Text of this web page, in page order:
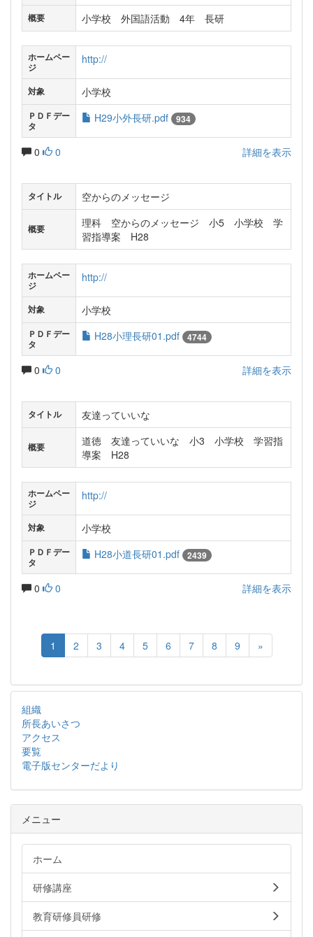
概要 小学校 外国語活動 4年 長研
ホームペー
ジ
http://
対象 小学校
ＰＤＦデー
タ
H29小外長研.pdf 934
0 0 詳細を表示
タイトル 空からのメッセージ
概要
理科 空からのメッセージ 小5 小学校 学
習指導案 H28
ホームペー
ジ
http://
対象 小学校
ＰＤＦデー
タ
H28小理長研01.pdf 4744
0 0 詳細を表示
タイトル 友達っていいな
概要
道徳 友達っていいな 小3 小学校 学習指
導案 H28
ホームペー
ジ
http://
対象 小学校
ＰＤＦデー
タ
H28小道長研01.pdf 2439
0 0 詳細を表示
1 2 3 4 5 6 7 8 9 »
組織
所長あいさつ
アクセス
要覧
電子版センターだより
メニュー
ホーム
研修講座
教育研修員研修